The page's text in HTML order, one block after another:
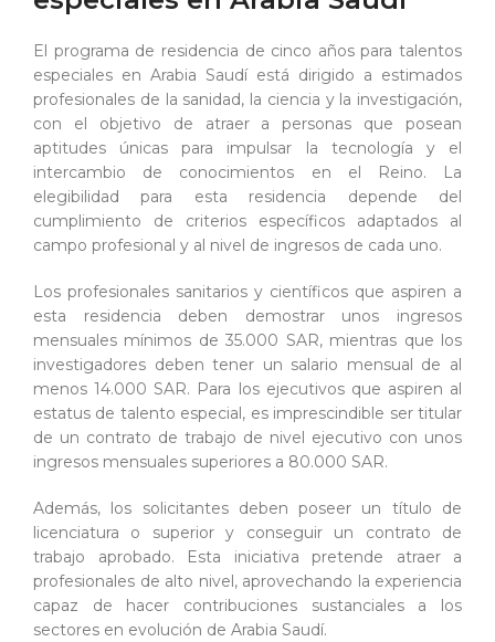
El programa de residencia de cinco años para talentos
especiales en Arabia Saudí está dirigido a estimados
profesionales de la sanidad, la ciencia y la investigación,
con el objetivo de atraer a personas que posean
aptitudes únicas para impulsar la tecnología y el
intercambio de conocimientos en el Reino. La
elegibilidad para esta residencia depende del
cumplimiento de criterios específicos adaptados al
campo profesional y al nivel de ingresos de cada uno.
Los profesionales sanitarios y científicos que aspiren a
esta residencia deben demostrar unos ingresos
mensuales mínimos de 35.000 SAR, mientras que los
investigadores deben tener un salario mensual de al
menos 14.000 SAR. Para los ejecutivos que aspiren al
estatus de talento especial, es imprescindible ser titular
de un contrato de trabajo de nivel ejecutivo con unos
ingresos mensuales superiores a 80.000 SAR.
Además, los solicitantes deben poseer un título de
licenciatura o superior y conseguir un contrato de
trabajo aprobado. Esta iniciativa pretende atraer a
profesionales de alto nivel, aprovechando la experiencia
capaz de hacer contribuciones sustanciales a los
sectores en evolución de Arabia Saudí.